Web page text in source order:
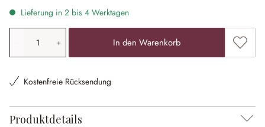
Lieferung in 2 bis 4 Werktagen
Produkt Anzahl: Gib den gewünschten Wert ein oder
In den Warenkorb Zum
Kostenfreie Rücksendung
Produktdetails